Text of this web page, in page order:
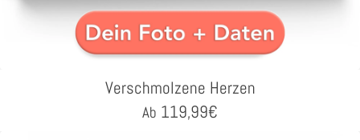
Verschmolzene Herzen
Ab 119,99€